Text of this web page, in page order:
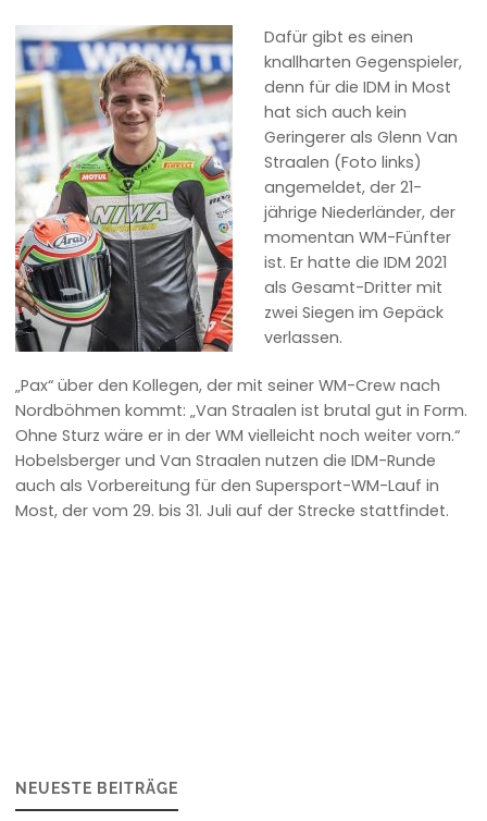
Dafür gibt es einen
knallharten Gegenspieler,
denn für die IDM in Most
hat sich auch kein
Geringerer als Glenn Van
Straalen (Foto links)
angemeldet, der 21-
jährige Niederländer, der
momentan WM-Fünfter
ist. Er hatte die IDM 2021
als Gesamt-Dritter mit
zwei Siegen im Gepäck
verlassen.
„Pax“ über den Kollegen, der mit seiner WM-Crew nach
Nordböhmen kommt: „Van Straalen ist brutal gut in Form.
Ohne Sturz wäre er in der WM vielleicht noch weiter vorn.“
Hobelsberger und Van Straalen nutzen die IDM-Runde
auch als Vorbereitung für den Supersport-WM-Lauf in
Most, der vom 29. bis 31. Juli auf der Strecke stattfindet.
NEUESTE BEITRÄGE